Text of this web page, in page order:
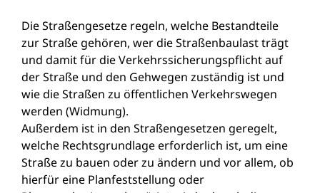
Die Straßengesetze regeln, welche Bestandteile
zur Straße gehören, wer die Straßenbaulast trägt
und damit für die Verkehrssicherungspflicht auf
der Straße und den Gehwegen zuständig ist und
wie die Straßen zu öffentlichen Verkehrswegen
werden (Widmung).
Außerdem ist in den Straßengesetzen geregelt,
welche Rechtsgrundlage erforderlich ist, um eine
Straße zu bauen oder zu ändern und vor allem, ob
hierfür eine Planfeststellung oder